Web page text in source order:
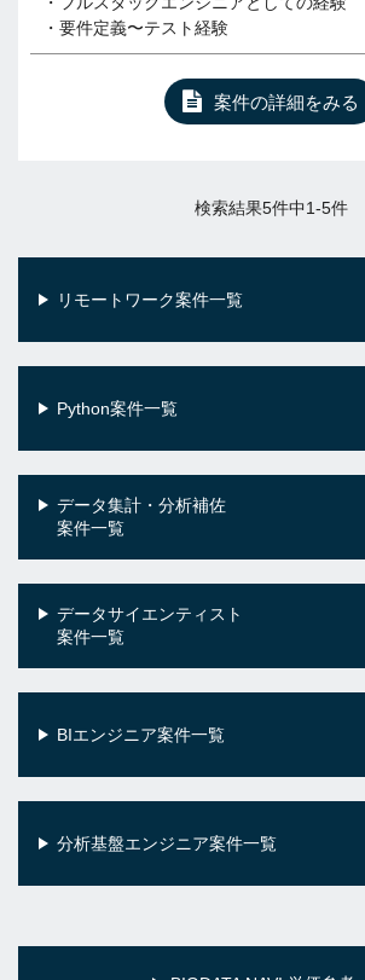
・要件定義〜テスト経験
案件の詳細をみる
検索結果5件中1-5件
リモートワーク案件一覧
Python案件一覧
データ集計・分析補佐
案件一覧
データサイエンティスト
案件一覧
BIエンジニア案件一覧
分析基盤エンジニア案件一覧